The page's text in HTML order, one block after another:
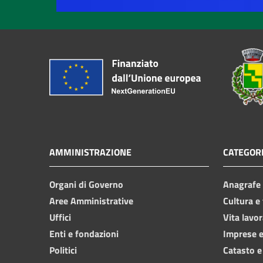
AMMINISTRAZIONE
Organi di Governo
Aree Amministrative
Uffici
Enti e fondazioni
Politici
Cultura
Vita
Imprese
Catasto